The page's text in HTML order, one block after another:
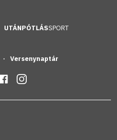
UTÁNPÓTLÁSSPORT
Versenynaptár